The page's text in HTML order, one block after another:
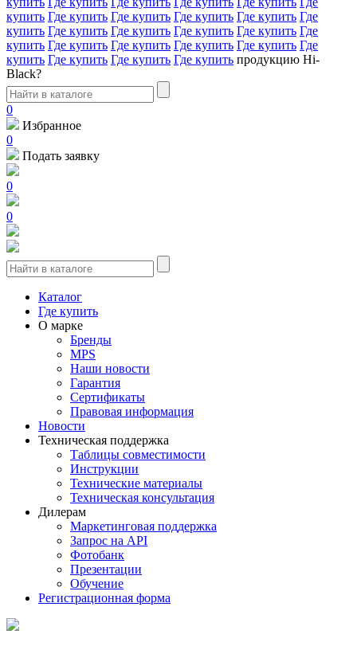
купить Где купить Где купить Где купить Где купить Где
купить Где купить Где купить Где купить Где купить Где
купить Где купить Где купить Где купить Где купить Где
купить Где купить Где купить Где купить продукцию Hi-
Black?
0
Избранное
0
Подать заявку
0
0
Каталог
Где купить
О марке
Бренды
MPS
Наши новости
Гарантия
Сертификаты
Правовая информация
Новости
Техническая поддержка
Таблицы совместимости
Инструкции
Технические материалы
Техническая консультация
Дилерам
Маркетинговая поддержка
Запрос на API
Фотобанк
Презентации
Обучение
Регистрационная форма